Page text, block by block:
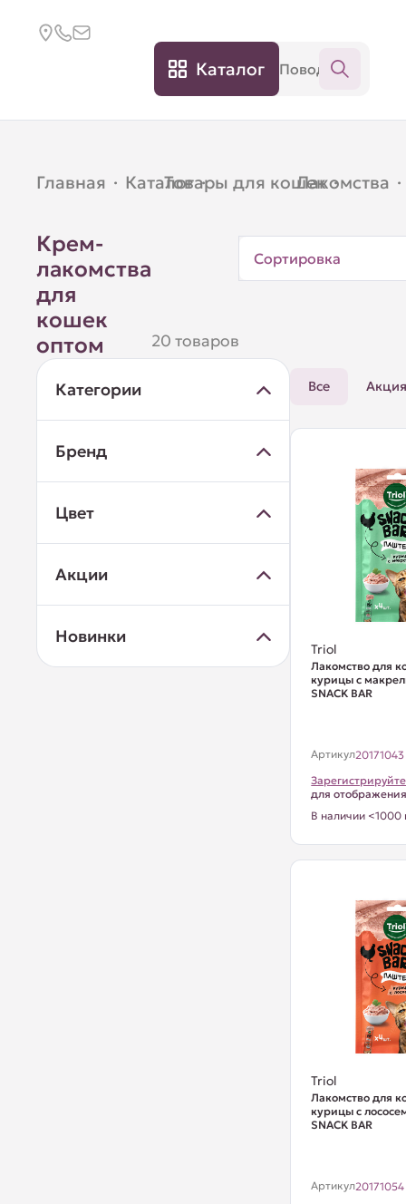
Каталог
Главная · Каталог ·
Товары для кошек ·
Лакомства ·
Крем-
лакомства
для
кошек
оптом
20 товаров
Сортировка
Категории
Бренд
Цвет
Акции
Новинки
Все
Triol
Лакомство для
курицы с
SNACK BAR
Артикул20171043
для
В наличии <1000
Triol
Лакомство для
курицы с
SNACK BAR
Артикул20171054